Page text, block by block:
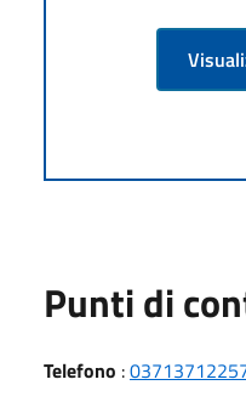
Punti di
Telefono :